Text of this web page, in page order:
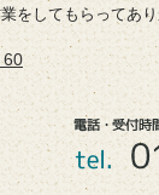
をしてもらってあ